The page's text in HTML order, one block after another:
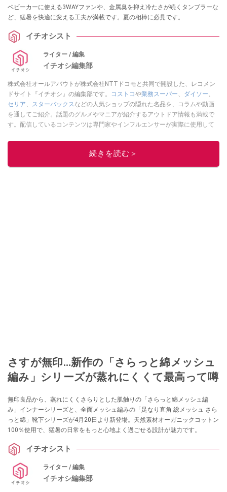
ベビーカーに使える3WAYファンや、金属臭を抑え冷たさが続くタンブラーな
ど、猛暑を快適に変える工夫が満載です。夏の相棒に必見です。
イチオシスト
ライター / 編集
イチオシ編集部
株式会社オールアバウトが株式会社NTTドコモと共同で開設した、レコメン
ドサイト『イチオシ』の編集部です。
コストコや業務スーパー、 ダイソー、
セリア、 スターバックスなどの人気ショップの隠れた名品を、コラムや動画
を通してご紹介。話題のグルメやマニアが紹介するアウトドア情報も満載で
す。配信しているコンテンツは専門家やインフルエンサーが実際に使用して
ニュースでフォロー
続きを読む＞
さすが無印…新作の「さらっと綿メッシュ
編み」シリーズが蒸れにくくて最高って噂
無印良品から、蒸れにくくさらりとした肌触りの「さらっと綿メッシュ編
み」インナーシリーズと、全面メッシュ編みの「足なり直角 総メッシュ さら
っと綿」靴下シリーズが4月20日より新登場。天然素材オーガニックコットン
100％使用で、猛暑の日常をもっと心地よく過ごせる設計が魅力です。
イチオシスト
ライター / 編集
イチオシ編集部